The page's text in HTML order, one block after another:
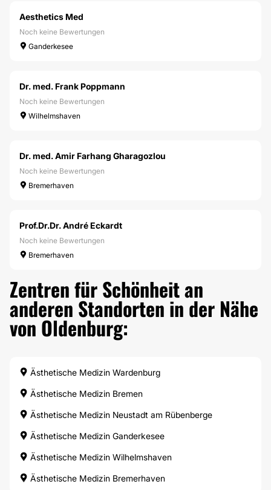
Aesthetics Med
Noch keine Bewertungen
Ganderkesee
Dr. med. Frank Poppmann
Noch keine Bewertungen
Wilhelmshaven
Dr. med. Amir Farhang Gharagozlou
Noch keine Bewertungen
Bremerhaven
Prof.Dr.Dr. André Eckardt
Noch keine Bewertungen
Bremerhaven
Zentren für Schönheit an
anderen Standorten in der Nähe
von Oldenburg:
Ästhetische Medizin Wardenburg
Ästhetische Medizin Bremen
Ästhetische Medizin Neustadt am Rübenberge
Ästhetische Medizin Ganderkesee
Ästhetische Medizin Wilhelmshaven
Ästhetische Medizin Bremerhaven